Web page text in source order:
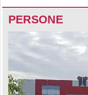
PERSONE